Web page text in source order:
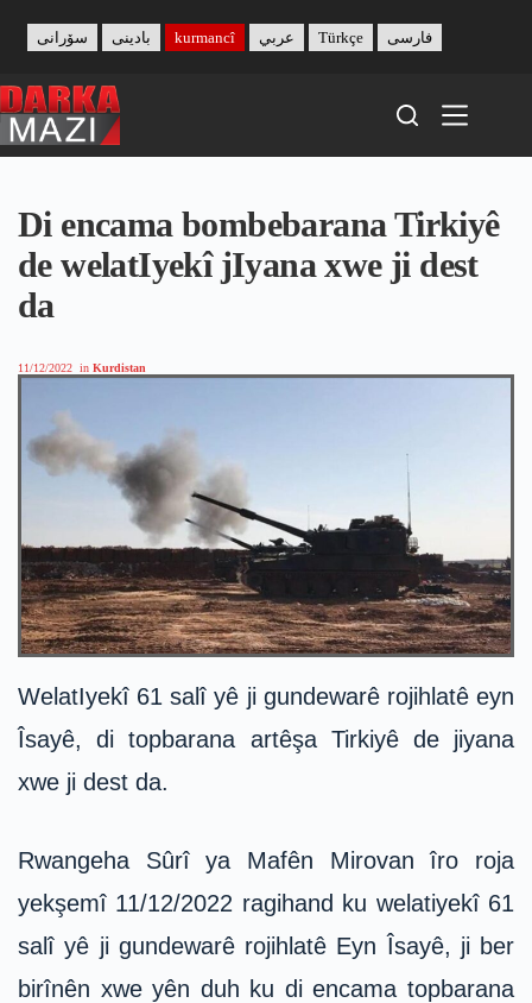
content
بادینی سۆرانی kurmancî عربي Türkçe فارسی
Di encama bombebarana Tirkiyê
de welatIyekî jIyana xwe ji dest
da
11/12/2022 in Kurdistan
WelatIyekî 61 salî yê ji gundewarê rojihlatê eyn
Îsayê, di topbarana artêşa Tirkiyê de jiyana
xwe ji dest da.
Rwangeha Sûrî ya Mafên Mirovan îro roja
yekşemî 11/12/2022 ragihand ku welatiyekî 61
salî yê ji gundewarê rojihlatê Eyn Îsayê, ji ber
birînên xwe yên duh ku di encama topbarana